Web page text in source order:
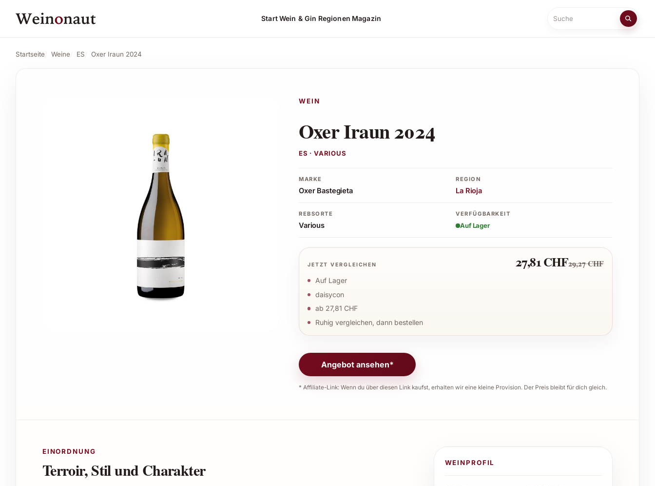
StartWein & Gin Regionen Magazin
Suche
Startseite Weine ES Oxer Iraun 2024
Oxer Iraun 2024 27,81 CHF
WEIN
Oxer Iraun 2024
ES · VARIOUS
MARKE
Oxer Bastegieta
REGION
La Rioja
REBSORTE
Various
VERFÜGBARKEIT
Auf Lager
JETZT VERGLEICHEN 27,81 CHF29,27 CHF
Auf Lager
daisycon
ab 27,81 CHF
Ruhig vergleichen, dann bestellen
Angebot ansehen*
* Affiliate-Link: Wenn du über diesen Link kaufst, erhalten wir eine kleine Provision. Der Preis bleibt für dich gleich.
EINORDNUNG
Terroir, Stil und Charakter WEINPROFIL